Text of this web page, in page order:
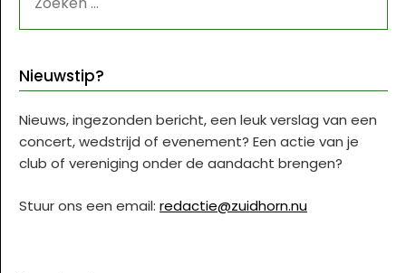
NAAR:
Nieuwstip?
Nieuws, ingezonden bericht, een leuk verslag van een
concert, wedstrijd of evenement? Een actie van je
club of vereniging onder de aandacht brengen?
Stuur ons een email: redactie@zuidhorn.nu